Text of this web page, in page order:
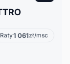
Raty1 061zł/msc